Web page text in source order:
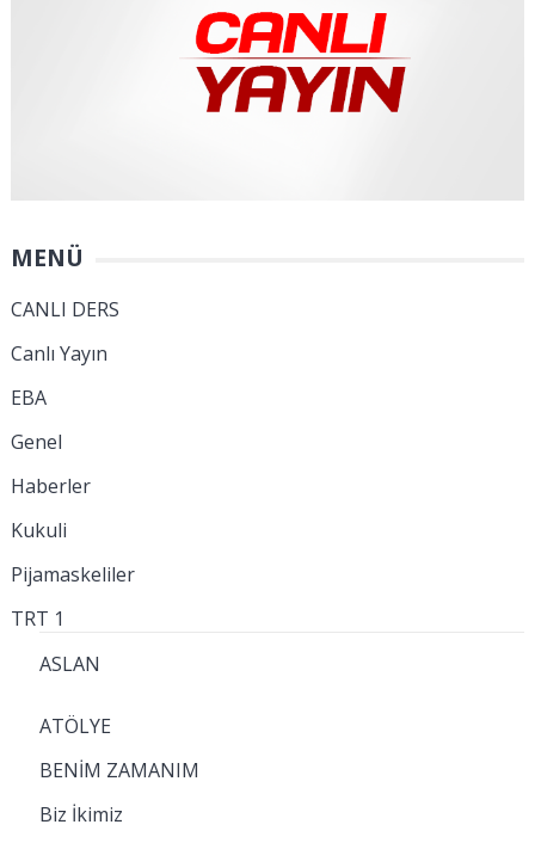
MENÜ
CANLI DERS
Canlı Yayın
EBA
Genel
Haberler
Kukuli
Pijamaskeliler
TRT 1
ASLAN
ATÖLYE
BENİM ZAMANIM
Biz İkimiz